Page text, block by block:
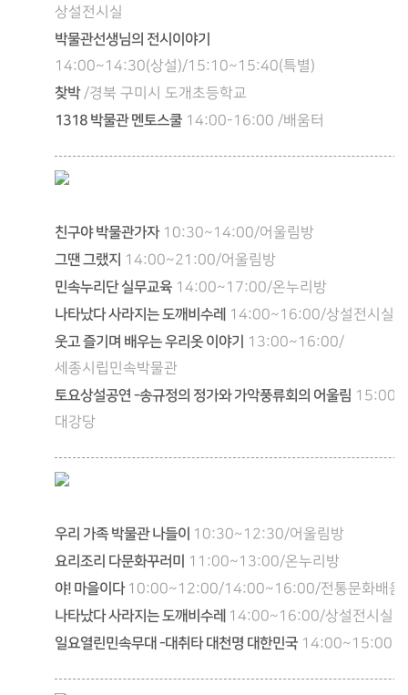
상설전시실
박물관선생님의 전시이야기
14:00~14:30(상설)/15:10~15:40(특별)
찾박 /경북 구미시 도개초등학교
1318 박물관 멘토스쿨 14:00-16:00 /배움터
친구야 박물관가자 10:30~14:00/어울림방
그땐 그랬지 14:00~21:00/어울림방
민속누리단 실무교육 14:00~17:00/온누리방
나타났다 사라지는 도깨비수레 14:00~16:00/상설전시실
웃고 즐기며 배우는 우리옷 이야기
13:00~16:00/
세종시립민속박물관
토요상설공연 -송규정의 정가와 가악풍류회의 어울림
대강당
우리 가족 박물관 나들이 10:30~12:30/어울림방
요리조리 다문화꾸러미 11:00~13:00/온누리방
야! 마을이다 10:00~12:00/14:00~16:00/전통문화배움
나타났다 사라지는 도깨비수레 14:00~16:00/상설전시실
일요열린민속무대 -대취타 대천명 대한민국 14:00~15:00 /